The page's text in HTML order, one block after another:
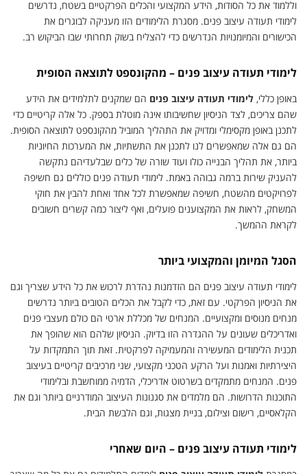
וללמוד את כל הסודות, הידע המקצועי והכלים הפרקטיים בשטח, נדרשים
לימודי תעודה עיצוב פנים. מסגרת הלימודים הזו מעניקה לבוגרים את
הכישורים והמיומנויות הנדרשים כדי להצליח בשוק תחרותי שבו הביקוש רב.
לימודי תעודה עיצוב פנים – מהקונספט לתוצאה הסופית
באופן כללי, לימודי תעודה עיצוב פנים הם שמקנים לתלמידים את הידע
שהם צריכים, לצד הניסיון שחשיבותו אינה מוטלת בספק. כל אלה קריטיים כדי
לתכנן באופן מקסימלי ומדויק את התהליך המוביל מהקונספט לתוצאה הסופית.
הם גם אלה שמאפשרים לנו לתכנן את התשתיות, את המערכות החיוניות
ביותר, את תהליך הבנייה כולו ועוד שורה של כלים שבלעדיהם נתקשה
להעניק שירות ברמה גבוהה באמת. לימודי תעודה פנים כוללים גם חשיפה
לפרויקטים מהשטח, חשיפה שמאפשרת לכל אחד ואחת להבין את חוקי
המשחק, לראות את המקצוענים פועלים, ואף ליצור כמה קשרים חשובים
לקראת ההמשך.
הסגל המיומן והמקצועי ביותר
לימודי תעודה עיצוב פנים הם הזדמנות נהדרת לרכוש את כל הידע שצריך וגם
את הניסיון הפרקטי. עם זאת, כדי לקבל את הכלים הטובים ביותר נדרשים
מנחים מנוסים ומקצועיים. המנחים של מכללת ארטי הם כולם מעצבי פנים
ואדריכלים שעונים על ההגדרה הזו בדיוק. הניסיון שלהם הוא שהופך את
תכנית הלימודים המעשירה והמעמיקה לפרקטית. זאת תוך התמקדות על
היצירתיות ואמנות ועל הרקע הטכני מקצועי, שני מרכיבים קריטיים בעיצוב
פנים. המנחים מתמקדים בשרטוט אדריכלי, הדמיה ממוחשבת ובלימודי
התוכנות הדרושות. הם מלמדים את סגנונות העיצוב המודרניים ביותר וגם את
הקלאסיים, רישום וצילום, בניית מצגות, וגם הלבשת הבית.
לימודי תעודה עיצוב פנים – היום שאחרי